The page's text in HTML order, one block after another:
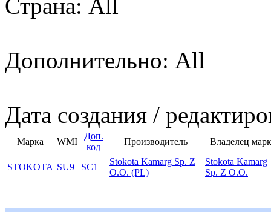
Страна: All
Дополнительно: All
Дата создания /
Марка WMI
Доп.
код
Производитель Владелец
STOKOTA SU9 SC1
Stokota Kamarg Sp. Z
O.O. (PL)
Stokota Kamarg
Sp. Z O.O.